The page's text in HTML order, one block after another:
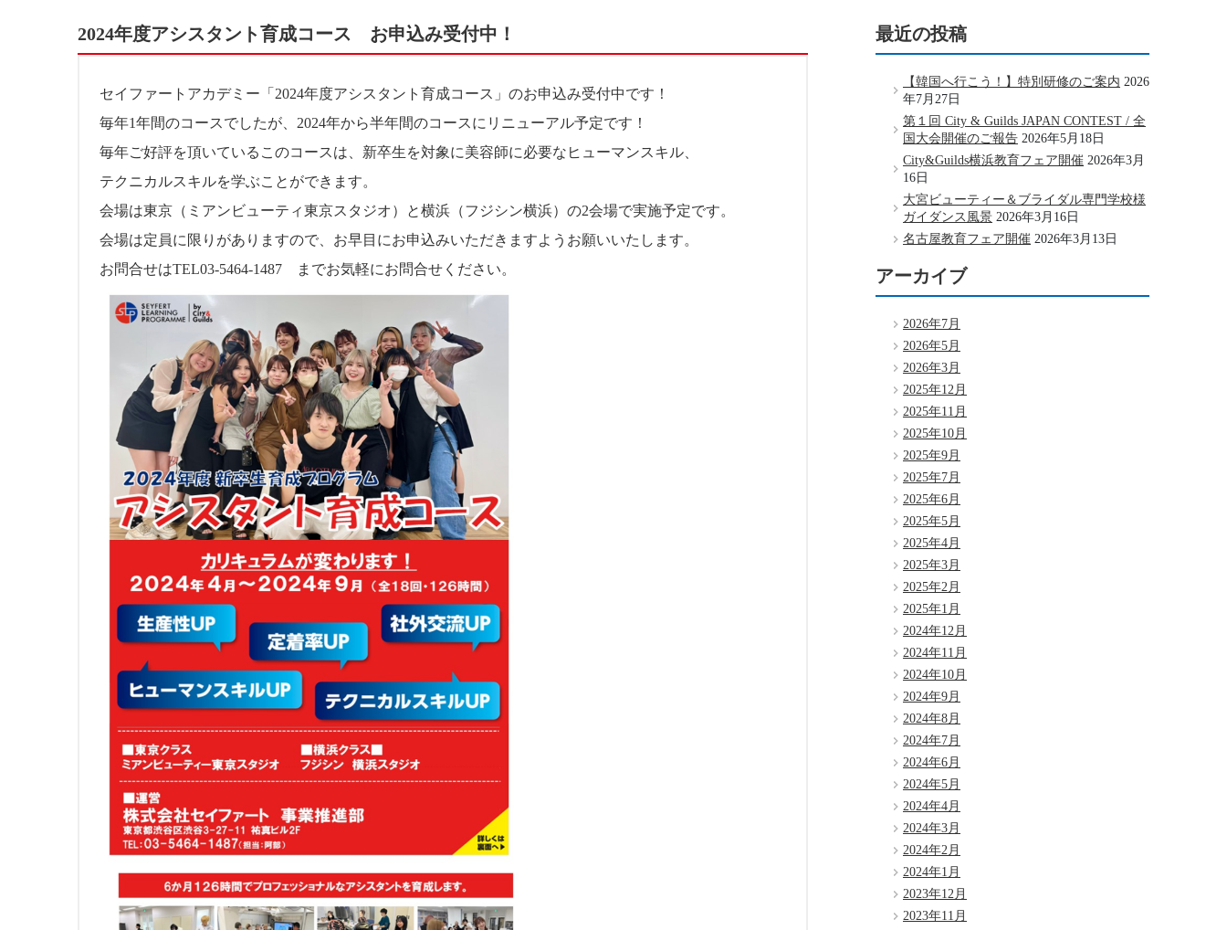
2024年度アシスタント育成コース お申込み受付中！
セイファートアカデミー「2024年度アシスタント育成コース」のお申込み受付中です！
毎年1年間のコースでしたが、2024年から半年間のコースにリニューアル予定です！
毎年ご好評を頂いているこのコースは、新卒生を対象に美容師に必要なヒューマンスキル、
テクニカルスキルを学ぶことができます。
会場は東京（ミアンビューティ東京スタジオ）と横浜（フジシン横浜）の2会場で実施予定です。
会場は定員に限りがありますので、お早目にお申込みいただきますようお願いいたします。
お問合せはTEL03-5464-1487 までお気軽にお問合せください。
最近の投稿
【韓国へ行こう！】特別研修のご案内 2026
年7月27日
第１回 City & Guilds JAPAN CONTEST / 全
国大会開催のご報告 2026年5月18日
City&Guilds横浜教育フェア開催 2026年3月
16日
大宮ビューティー＆ブライダル専門学校様
ガイダンス風景 2026年3月16日
名古屋教育フェア開催 2026年3月13日
アーカイブ
2026年7月
2026年5月
2026年3月
2025年12月
2025年11月
2025年10月
2025年9月
2025年7月
2025年6月
2025年5月
2025年4月
2025年3月
2025年2月
2025年1月
2024年12月
2024年11月
2024年10月
2024年9月
2024年8月
2024年7月
2024年6月
2024年5月
2024年4月
2024年3月
2024年2月
2024年1月
2023年12月
2023年11月